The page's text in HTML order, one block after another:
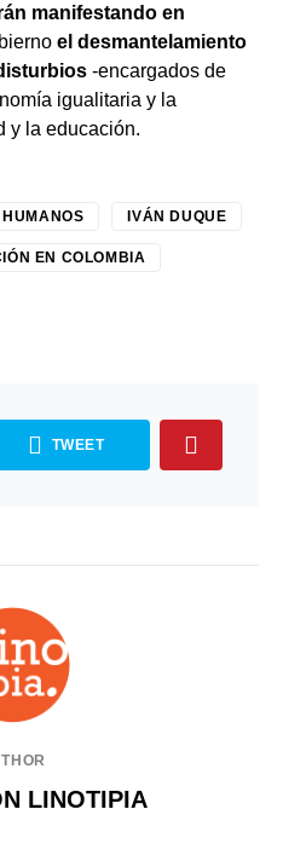
manifestando en
el desmantelamiento
-encargados de
igualitaria y la
y la educación.
IVÁN DUQUE
EN COLOMBIA
TWEET
LINOTIPIA